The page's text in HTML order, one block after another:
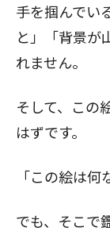
手を掴んでい
と」「背景が
れません。
そして、この
はずです。
「この絵は何
でも、そこで